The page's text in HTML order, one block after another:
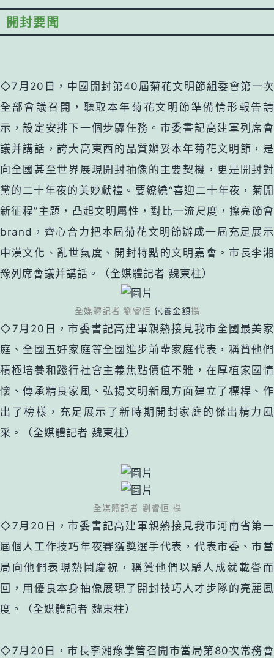
開封要聞
◇7月20日，中國開封第40屆菊花文明節組委會第一次
全部會議召開，聽取本年菊花文明節準備情形報告請
示，設定安排下一個步驟任務。市委書記高建軍列席會
議并講話，誇大高東西的品質辦妥本年菊花文明節，是
向全國甚至世界展現開封抽像的主要契機，更是開封對
黨的二十年夜的美妙獻禮。要繚繞“喜迎二十年夜，菊開
新征程”主題，凸起文明屬性，對比一流尺度，擦亮節會
brand，齊心合力把本屆菊花文明節辦成一屆充足展示
中漢文化、亂世氣度、開封特點的文明嘉會。市長李湘
豫列席會議并講話。（全媒體記者 魏東柱）
全媒體記者 劉睿恒 包養金額攝
◇7月20日，市委書記高建軍親熱接見我市全國最美家
庭、全國五好家庭等全國進步前輩家庭代表，稱贊他們
積極培養和踐行社會主義焦點價值不雅，在厚植家國情
懷、傳承精良家風、弘揚文明新風方面建立了標桿、作
出了榜樣，充足展示了新時期開封家庭的傑出精力風
采。（全媒體記者 魏東柱）
全媒體記者 劉睿恒 攝
◇7月20日，市委書記高建軍親熱接見我市河南省第一
屆個人工作技巧年夜賽獲獎選手代表，代表市委、市當
局向他們表現熱鬧慶祝，稱贊他們以驕人成就載譽而
回，用優良本身抽像展現了開封技巧人才步隊的亮麗風
度。（全媒體記者 魏東柱）
◇7月20日，市長李湘豫掌管召開市當局第80次常務會